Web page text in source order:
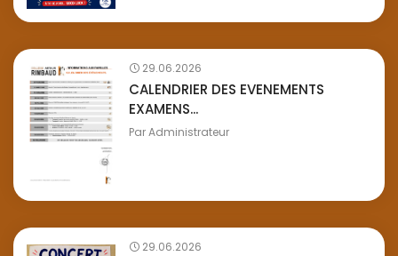
29.06.2026
CALENDRIER DES EVENEMENTS
EXAMENS...
ParAdministrateur
29.06.2026